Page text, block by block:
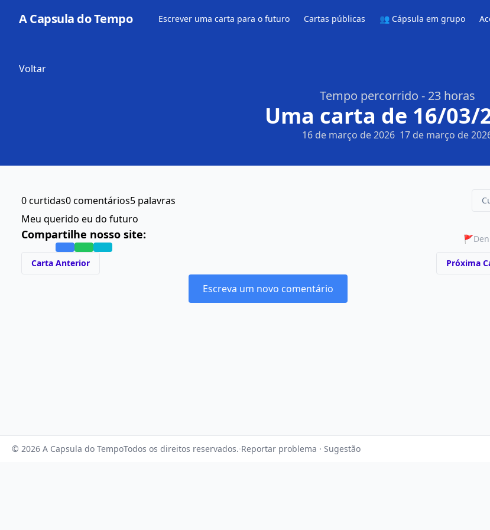
A Capsula do Tempo Escrever uma carta para o futuro Cartas públicas 👥 Cápsula em grupo
Voltar
Tempo percorrido - 23 horas
Uma carta de 16/03/
16 de março de 2026 17 de março de
0 curtidas0 comentários5 palavras
Meu querido eu do futuro
Compartilhe nosso site: 🚩
Carta Anterior Próxima
Escreva um novo comentário
© 2026 A Capsula do TempoTodos os direitos reservados.·Reportar problema · Sugestão